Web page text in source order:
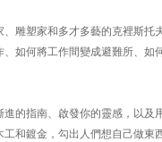
雕塑家和多才多藝的克裡斯托
如何將工作間變成避難所、如
的指南、啟發你的靈感，以及
和鍍金，勾出人們想自己做東